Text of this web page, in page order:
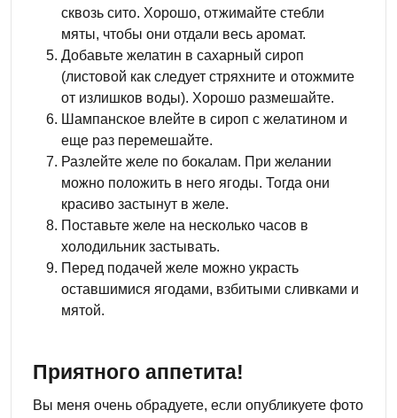
сквозь сито. Хорошо, отжимайте стебли
мяты, чтобы они отдали весь аромат.
Добавьте желатин в сахарный сироп
(листовой как следует стряхните и отожмите
от излишков воды). Хорошо размешайте.
Шампанское влейте в сироп с желатином и
еще раз перемешайте.
Разлейте желе по бокалам. При желании
можно положить в него ягоды. Тогда они
красиво застынут в желе.
Поставьте желе на несколько часов в
холодильник застывать.
Перед подачей желе можно украсть
оставшимися ягодами, взбитыми сливками и
мятой.
Приятного аппетита!
Вы меня очень обрадуете, если опубликуете фото